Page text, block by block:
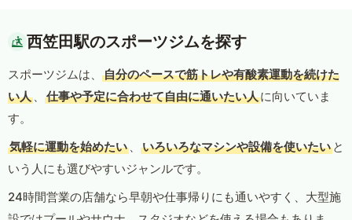
西笠田駅のスポーツジムを探す
スポーツジムは、
自分のペースで筋トレや有酸素運動を続けた
い人 、 仕事や予定に合わせて自由に通いたい人に向いていま
す。
気軽に運動を始めたい 、 いろいろなマシンや設備を使いたい と
いう人にも選びやすいジャンルです。
24時間営業の店舗なら早朝や仕事帰りにも通いやすく、大型施